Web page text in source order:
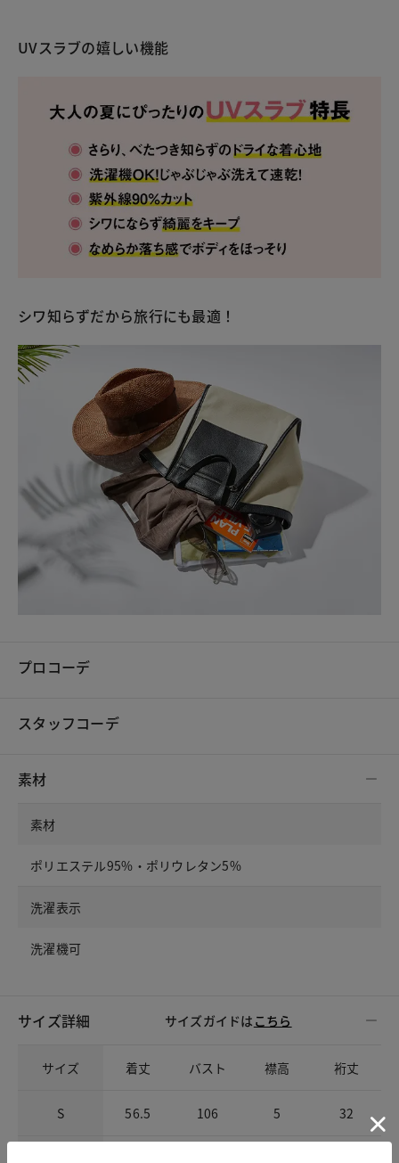
UVスラブの嬉しい機能
シワ知らずだから旅行にも最適！
プロコーデ
スタッフコーデ
素材
素材
ポリエステル95%・ポリウレタン5%
洗濯表示
洗濯機可
サイズ詳細 サイズガイドは こちら
サイズ 着丈 バスト 襟高 裄丈
S 56.5 106 5 32